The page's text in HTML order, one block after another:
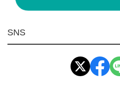
環境安全用品
イマオ製品(IMAO)
工業資材(栃木屋)
SNS